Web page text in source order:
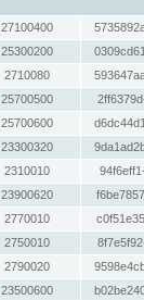
27100400
25300200
2710080
25700500
25700600
23300320
2310010
23900620
2770010
2750010
2790020
23500600